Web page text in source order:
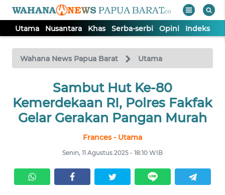
Utama Nusantara Khas Serba-serbi Opini Indeks
Wahana News Papua Barat Utama
Sambut Hut Ke-80
Kemerdekaan RI, Polres Fakfak
Gelar Gerakan Pangan Murah
Frances - Utama
Senin, 11 Agustus 2025 - 18:10 WIB
TV
Tutup
NUSANTARA
SERBA-
SERBI